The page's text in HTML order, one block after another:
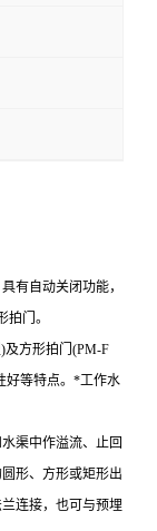
有自动关闭功能，
门。
方形拍门(PM-F
好等特点。*工作水
渠中作溢流、止回
形、方形或矩形出
连接，也可与预埋